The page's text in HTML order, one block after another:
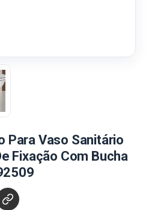
Para Vaso Sanitário
Fixação Com Bucha